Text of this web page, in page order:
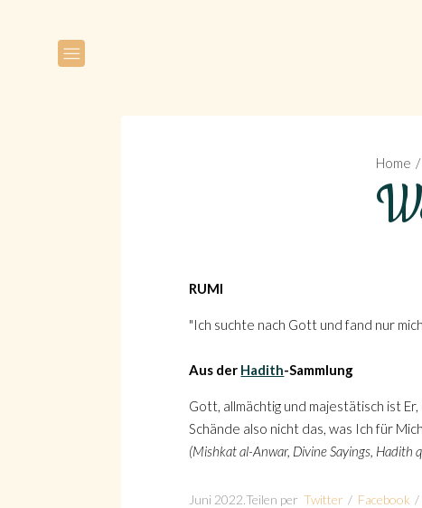
Home
RUMI
"Ich suchte nach Gott und fand nur
Aus der Hadith-Sammlung
Gott, allmächtig und majestätisch ist
Schände also nicht das, was Ich für
(Mishkat al-Anwar, Divine Sayings, Hadith
Juni 2022 .Teilen per Twitter / Facebook /